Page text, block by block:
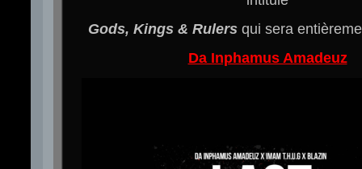
Gods, Kings & Rulersqui sera
Da Inphamus Amadeuz